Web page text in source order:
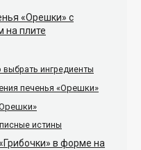
«Орешки» с
на плите
выбрать ингредиенты
печенья «Орешки»
истины
в форме на